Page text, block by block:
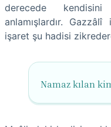
derecede
anlamışlardır.
işaret şu hadisi
Namaz kılan